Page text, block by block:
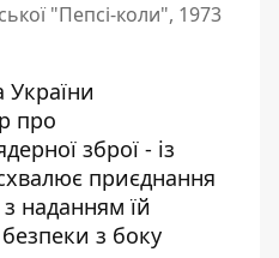
"Пепсі-коли", 1973
України
про
зброї - із
приєднання
наданням їй
з боку